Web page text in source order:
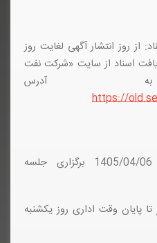
از روز انتشار آگهی لغایت روز
مورخ 1405/03/31 دریافت اسناد از سایت «شرکت نفت
به آدرس
https://
مهلت شروع پرسش: مورخ 1405/04/06 برگزاری جلسه
پایان وقت اداری روز یکشنبه